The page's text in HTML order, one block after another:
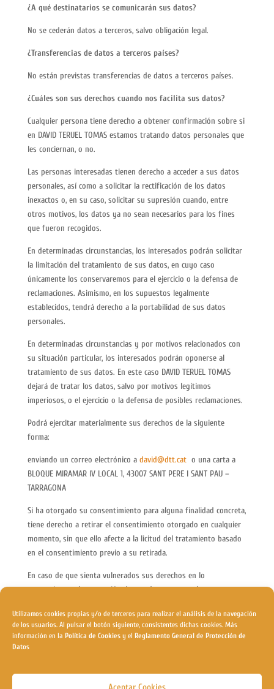
Utilizamos cookies propias y/o de terceros para realizar el análisis de la navegación
de los usuarios. Al pulsar el botón siguiente, consistentes dichas cookies. Más
información en la Política de Cookies y el Reglamento General de Protección de
Datos
¿A qué destinatarios se comunicarán sus datos?
No se cederán datos a terceros, salvo obligación legal.
¿Transferencias de datos a terceros países?
No están previstas transferencias de datos a terceros países.
¿Cuáles son sus derechos cuando nos facilita sus datos?
Cualquier persona tiene derecho a obtener confirmación sobre si
en DAVID TERUEL TOMAS estamos tratando datos personales que
les conciernan, o no.
Las personas interesadas tienen derecho a acceder a sus datos
personales, así como a solicitar la rectificación de los datos
inexactos o, en su caso, solicitar su supresión cuando, entre
otros motivos, los datos ya no sean necesarios para los fines
que fueron recogidos.
En determinadas circunstancias, los interesados podrán solicitar
la limitación del tratamiento de sus datos, en cuyo caso
únicamente los conservaremos para el ejercicio o la defensa de
reclamaciones. Asimismo, en los supuestos legalmente
establecidos, tendrá derecho a la portabilidad de sus datos
personales.
En determinadas circunstancias y por motivos relacionados con
su situación particular, los interesados podrán oponerse al
tratamiento de sus datos. En este caso DAVID TERUEL TOMAS
dejará de tratar los datos, salvo por motivos legítimos
imperiosos, o el ejercicio o la defensa de posibles reclamaciones.
Podrá ejercitar materialmente sus derechos de la siguiente
forma:
enviando un correo electrónico a david@dtt.cato una carta a
BLOQUE MIRAMAR IV LOCAL 1, 43007 SANT PERE I SANT PAU –
TARRAGONA
Si ha otorgado su consentimiento para alguna finalidad concreta,
tiene derecho a retirar el consentimiento otorgado en cualquier
momento, sin que ello afecte a la licitud del tratamiento basado
en el consentimiento previo a su retirada.
En caso de que sienta vulnerados sus derechos en lo
concerniente a la protección de sus datos personales,
ejercicio de sus derechos, puede presentar una reclamación ante
la Autoridad de Control en materia de Protección de Datos
competente a través de su sitio web: